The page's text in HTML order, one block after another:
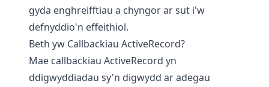
gyda enghreifftiau a chyngor ar sut i'w
defnyddio'n effeithiol.
Beth yw Callbackiau ActiveRecord?
Mae callbackiau ActiveRecord yn
ddigwyddiadau sy'n digwydd ar adegau